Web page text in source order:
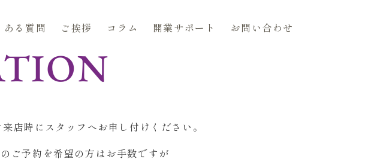
ある質問 ご挨拶 コラム 開業サポート お問い合わせ
店時にスタッフへお申し付けください。
ご予約を希望の方はお手数ですが